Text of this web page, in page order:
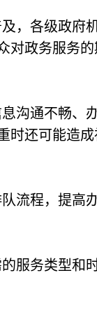
，各级政府
对政务服务的
沟通不畅、
时还可能造成
流程，提高
服务类型和